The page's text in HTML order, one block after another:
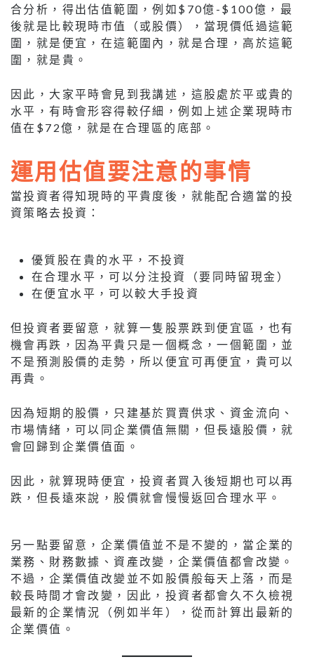
合分析，得出估值範圍，例如$70億-$100億，最
後就是比較現時市值（或股價），當現價低過這範
圍，就是便宜，在這範圍內，就是合理，高於這範
圍，就是貴。
因此，大家平時會見到我講述，這股處於平或貴的
水平，有時會形容得較仔細，例如上述企業現時市
值在$72億，就是在合理區的底部。
運用估值要注意的事情
當投資者得知現時的平貴度後，就能配合適當的投
資策略去投資：
優質股在貴的水平，不投資
在合理水平，可以分注投資（要同時留現金）
在便宜水平，可以較大手投資
但投資者要留意，就算一隻股票跌到便宜區，也有
機會再跌，因為平貴只是一個概念，一個範圍，並
不是預測股價的走勢，所以便宜可再便宜，貴可以
再貴。
因為短期的股價，只建基於買賣供求、資金流向、
市場情緒，可以同企業價值無關，但長遠股價，就
會回歸到企業價值面。
因此，就算現時便宜，投資者買入後短期也可以再
跌，但長遠來說，股價就會慢慢返回合理水平。
另一點要留意，企業價值並不是不變的，當企業的
業務、財務數據、資產改變，企業價值都會改變。
不過，企業價值改變並不如股價般每天上落，而是
較長時間才會改變，因此，投資者都會久不久檢視
最新的企業情況（例如半年），從而計算出最新的
企業價值。